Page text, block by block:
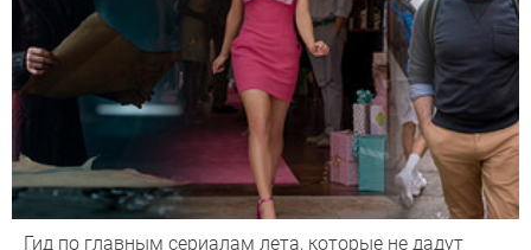
Гид по главным сериалам лета, которые не дадут